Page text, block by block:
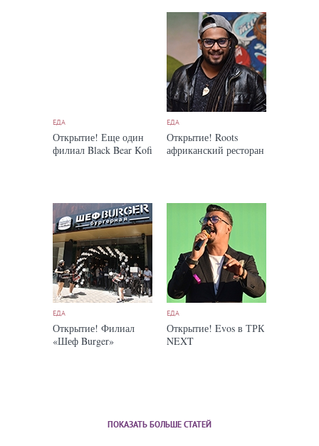
ЕДА
Открытие! Еще один
филиал Black Bear Kofi
ЕДА
Открытие! Roots
африканский ресторан
ЕДА
Открытие! Филиал
«Шеф Burger»
ЕДА
Открытие! Evos в ТРК
NEXT
ПОКАЗАТЬ БОЛЬШЕ СТАТЕЙ